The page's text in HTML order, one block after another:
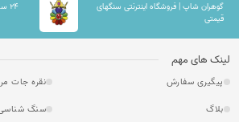
گوهران شاپ | فروشگاه اینترنتی سنگهای
قیمتی
لینک های مهم
پیگیری سفارش
نقره جات
بلاگ
سنگ